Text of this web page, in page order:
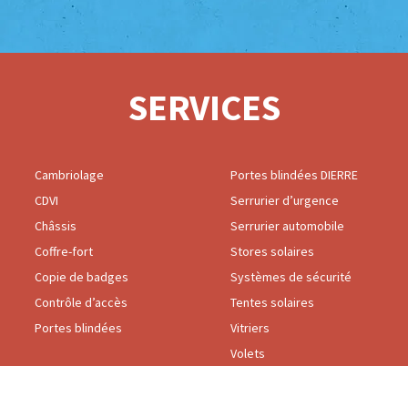
SERVICES
Cambriolage
CDVI
Châssis
Coffre-fort
Copie de badges
Contrôle d’accès
Portes blindées
Portes blindées DIERRE
Serrurier d’urgence
Serrurier automobile
Stores solaires
Systèmes de sécurité
Tentes solaires
Vitriers
Volets